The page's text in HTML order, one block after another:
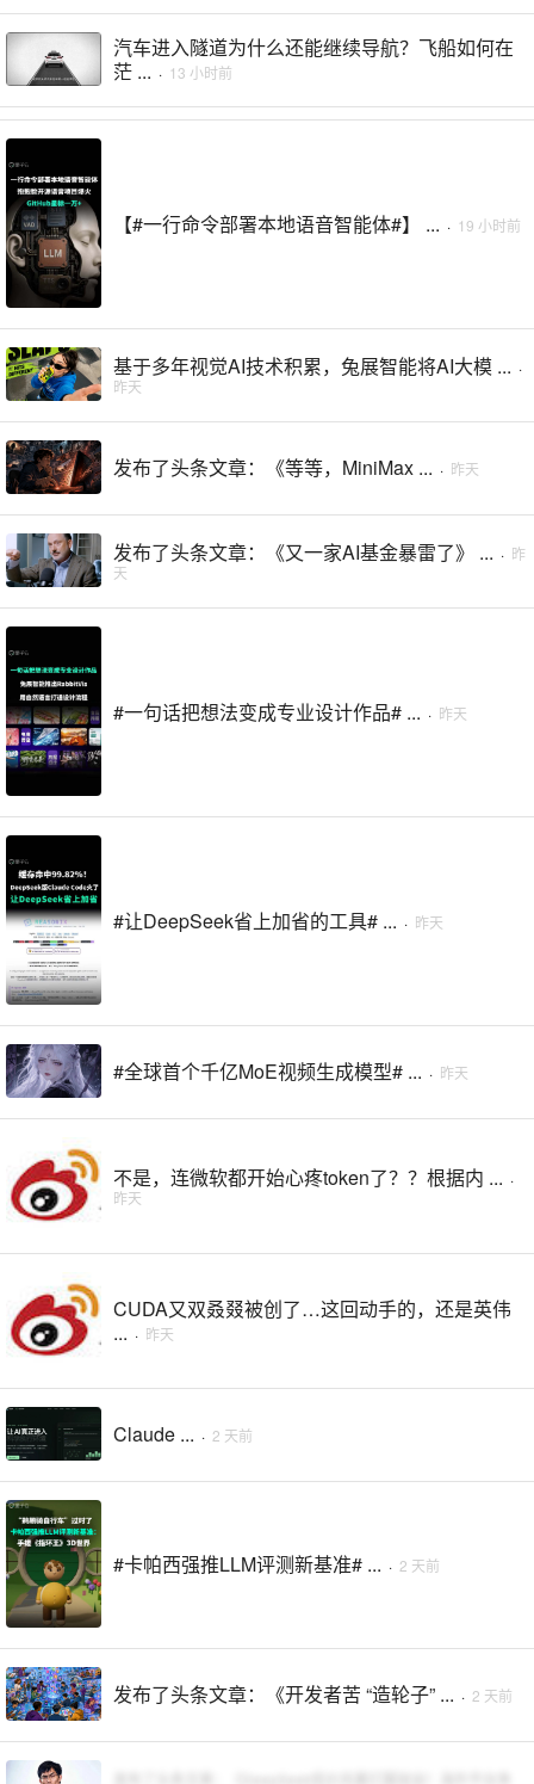
汽车进入隧道为什么还能继续导航？飞船如何在
茫 ... · 13 小时前
【#一行命令部署本地语音智能体#】 ... · 19 小时前
基于多年视觉AI技术积累，兔展智能将AI大模 ... ·
昨天
发布了头条文章：《等等，MiniMax ... · 昨天
发布了头条文章：《又一家AI基金暴雷了》 ... · 昨
天
#一句话把想法变成专业设计作品# ... · 昨天
#让DeepSeek省上加省的工具# ... · 昨天
#全球首个千亿MoE视频生成模型# ... · 昨天
不是，连微软都开始心疼token了？？根据内 ... ·
昨天
CUDA又双叒叕被创了…这回动手的，还是英伟
... · 昨天
Claude ... · 2 天前
#卡帕西强推LLM评测新基准# ... · 2 天前
发布了头条文章：《开发者苦 “造轮子” ... · 2 天前